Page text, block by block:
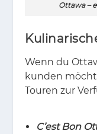
Ottawa –
Wenn du
kun­den
Tou­ren zur
C’est Bon